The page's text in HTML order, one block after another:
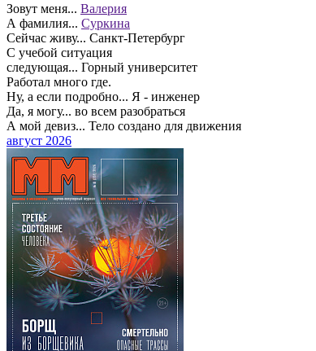
Зовут меня... Валерия
А фамилия... Суркина
Сейчас живу... Санкт-Петербург
С учебой ситуация
следующая... Горный университет
Работал много где.
Ну, а если подробно... Я - инженер
Да, я могу... во всем разобраться
А мой девиз... Тело создано для движения
август 2026